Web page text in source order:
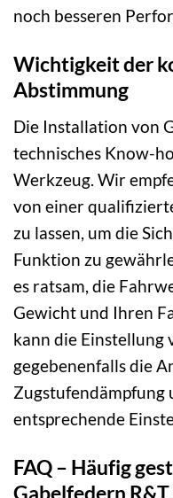
noch besseren
Wichtigkeit der
Abstimmung
Die Installation von
technisches Know-
Werkzeug. Wir
von einer
zu lassen, um die
Funktion zu
es ratsam, die
Gewicht und Ihren
kann die Einstellung
gegebenenfalls die
Zugstufendämpfung
entsprechende
FAQ – Häufig
Gabelfedern